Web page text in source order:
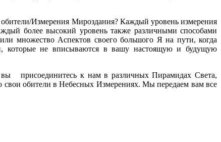
Измерения Мироздания? Каждый уровень измерения
более высокий уровень также различными способами
множество Аспектов своего большого Я на пути, когда
которые не вписываются в вашу настоящую и будущую
присоединитесь к нам в различных Пирамидах Света,
свои обители в Небесных Измерениях. Мы передаем вам все